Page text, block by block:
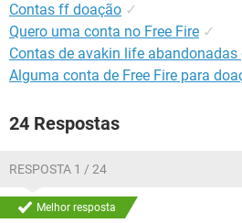
Contas ff doação ✓
Quero uma conta no Free Fire ✓
Contas de avakin life abandonadas
Alguma conta de Free Fire para
24 Respostas
RESPOSTA 1 / 24
Melhor resposta